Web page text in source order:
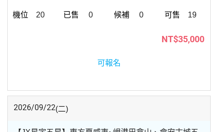
20 0 0 19
NT$35,000
可報名
2026/09/22(二)